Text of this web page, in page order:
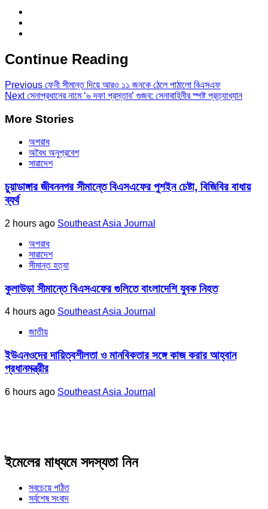
Continue Reading
Previous ফেনী সীমান্ত দিয়ে আরও ১১ জনকে ঠেলে পাঠালো বিএসএফ
Nextসেনাপ্রধানের নামে ‘৬ দফা প্রস্তাব’ গুজব: সেনাবাহিনীর স্পষ্ট প্রত্যাখ্যান
More Stories
অপরাধ
অবৈধ অনুপ্রবেশ
সারাদেশ
চুয়াডাঙ্গার জীবননগর সীমান্তে বিএসএফের পুশইন চেষ্টা, বিজিবির বাধায়
ব্যর্থ
2 hours ago Southeast Asia Journal
অপরাধ
সারাদেশ
সীমান্ত হত্যা
কুলাউড়া সীমান্তে বিএসএফের গুলিতে বাংলাদেশি যুবক নিহত
4 hours ago Southeast Asia Journal
জাতীয়
ইউএনওদের দায়িত্বশীলতা ও মানবিকতার সঙ্গে কাজ করার আহ্বান
প্রধানমন্ত্রীর
6 hours ago Southeast Asia Journal
ইমেলের মাধ্যমে সদস্যতা নিন
সবচেয়ে পঠিত
সর্বশেষ সংবাদ